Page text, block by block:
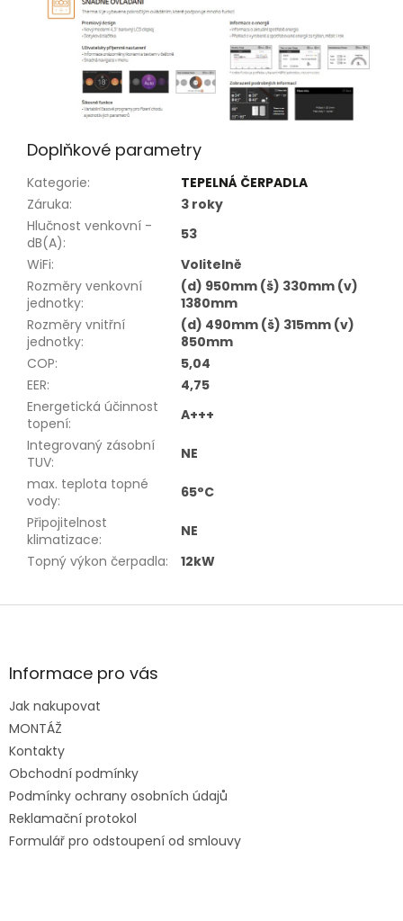
Doplňkové parametry
Kategorie:
TEPELNÁ ČERPADLA
Záruka:
3 roky
Hlučnost venkovní -
dB(A):
53
WiFi:
Volitelně
Rozměry venkovní
jednotky:
(d) 950mm (š) 330mm (v)
1380mm
Rozměry vnitřní
jednotky:
(d) 490mm (š) 315mm (v)
850mm
COP:
5,04
EER:
4,75
Energetická účinnost
topení:
A+++
Integrovaný zásobní
TUV:
NE
max. teplota topné
vody:
65°C
Připojitelnost
klimatizace:
NE
Topný výkon čerpadla: 12kW
Z
aInformace pro vás
Jak nakupovat
MONTÁŽ
Kontakty
Obchodní podmínky
Podmínky ochrany osobních údajů
Reklamační protokol
Formulář pro odstoupení od smlouvy